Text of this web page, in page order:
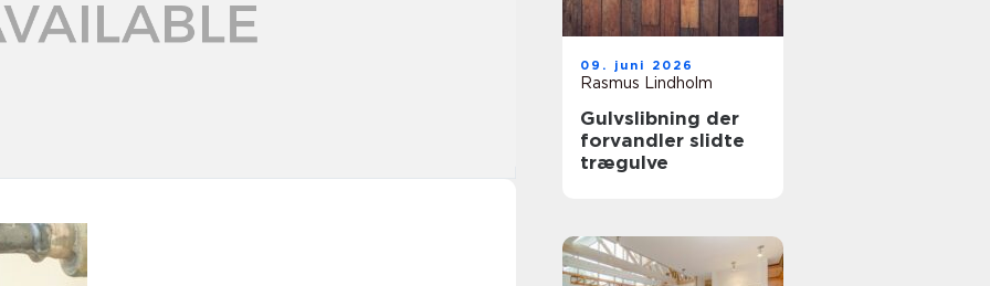
09. juni 2026
Rasmus Lindholm
Gulvslibning der
forvandler slidte
trægulve